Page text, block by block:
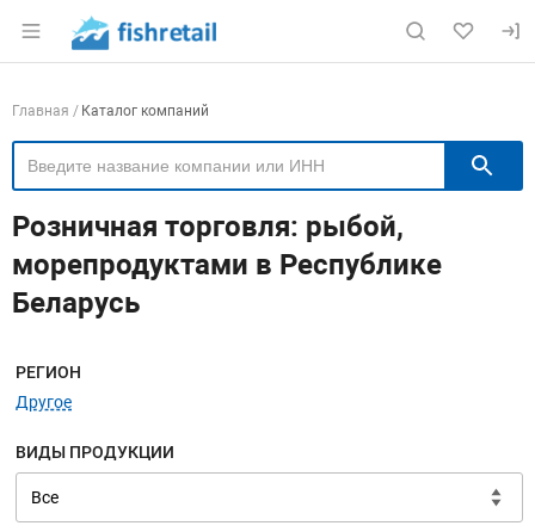
Раздел навигации по сайту fishretail.ru
Навигация по компаниям
Главная Каталог компаний
Розничная торговля: рыбой,
морепродуктами в Республике
Беларусь
Меню навигации
РЕГИОН
Другое
ВИДЫ ПРОДУКЦИИ